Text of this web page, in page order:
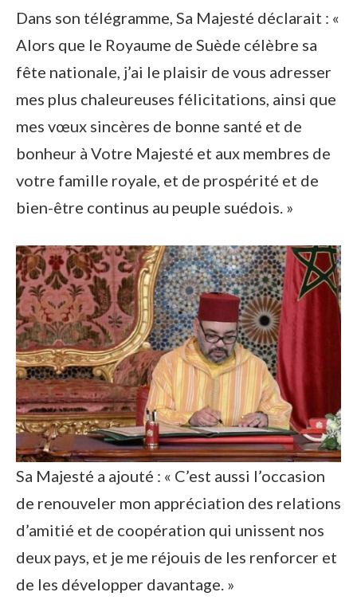
Dans son télégramme, Sa Majesté déclarait : «
Alors que le Royaume de Suède célèbre sa
fête nationale, j’ai le plaisir de vous adresser
mes plus chaleureuses félicitations, ainsi que
mes vœux sincères de bonne santé et de
bonheur à Votre Majesté et aux membres de
votre famille royale, et de prospérité et de
bien-être continus au peuple suédois. »
Sa Majesté a ajouté : « C’est aussi l’occasion
de renouveler mon appréciation des relations
d’amitié et de coopération qui unissent nos
deux pays, et je me réjouis de les renforcer et
de les développer davantage. »